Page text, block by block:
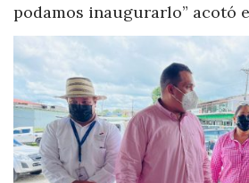
podamos inaugurarlo” acotó